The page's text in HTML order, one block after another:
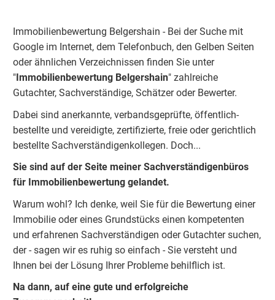
Immobilienbewertung Belgershain - Bei der Suche mit
Google im Internet, dem Telefonbuch, den Gelben Seiten
oder ähnlichen Verzeichnissen finden Sie unter
" Immobilienbewertung Belgershain" zahlreiche
Gutachter, Sachverständige, Schätzer oder Bewerter.
Dabei sind anerkannte, verbandsgeprüfte, öffentlich-
bestellte und vereidigte, zertifizierte, freie oder gerichtlich
bestellte Sachverständigenkollegen. Doch...
Sie sind auf der Seite meiner Sachverständigenbüros
für Immobilienbewertung gelandet.
Warum wohl? Ich denke, weil Sie für die Bewertung einer
Immobilie oder eines Grundstücks einen kompetenten
und erfahrenen Sachverständigen oder Gutachter suchen,
der - sagen wir es ruhig so einfach - Sie versteht und
Ihnen bei der Lösung Ihrer Probleme behilflich ist.
Na dann, auf eine gute und erfolgreiche